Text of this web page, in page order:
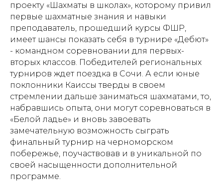
проекту «Шахматы в школах», которому привил
первые шахматные знания и навыки
преподаватель, прошедший курсы ФШР,
имеет шансы показать себя в турнире «Дебют»
- командном соревновании для первых-
вторых классов. Победителей региональных
турниров ждет поездка в Сочи. А если юные
поклонники Каиссы тверды в своем
стремлении дальше заниматься шахматами, то,
набравшись опыта, они могут соревноваться в
«Белой ладье» и вновь завоевать
замечательную возможность сыграть
финальный турнир на черноморском
побережье, поучаствовав и в уникальной по
своей насыщенности дополнительной
программе.